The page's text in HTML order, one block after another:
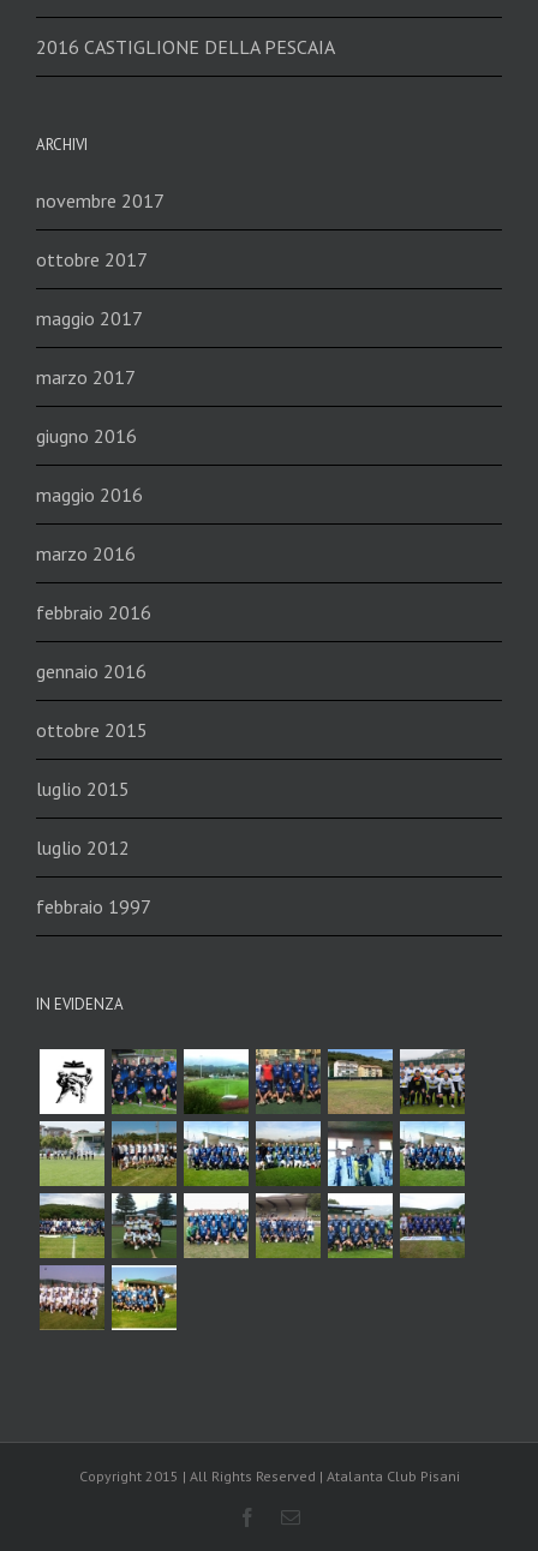
2016 CASTIGLIONE DELLA PESCAIA
ARCHIVI
novembre 2017
ottobre 2017
maggio 2017
marzo 2017
giugno 2016
maggio 2016
marzo 2016
febbraio 2016
gennaio 2016
ottobre 2015
luglio 2015
luglio 2012
febbraio 1997
IN EVIDENZA
Copyright 2015 | All Rights Reserved | Atalanta Club Pisani